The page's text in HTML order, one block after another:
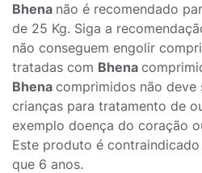
Bhena não é recomendado
de 25 Kg. Siga a
não conseguem engolir
tratadas com Bhena
Bhena comprimidos não deve
crianças para tratamento de
exemplo doença do coração
Este produto é
que 6 anos.